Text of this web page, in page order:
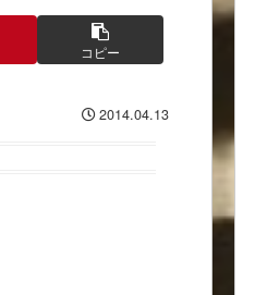
コピー
2014.04.13